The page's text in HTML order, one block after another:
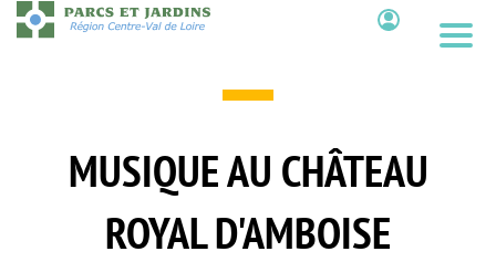
Aller
au
MUSIQUE AU CHÂTEAU
ROYAL D'AMBOISE